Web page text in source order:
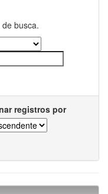
busca.
registros por